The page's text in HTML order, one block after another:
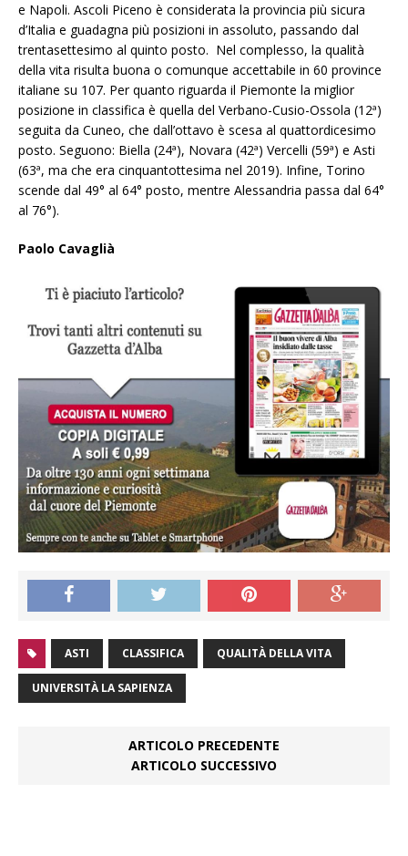
e Napoli. Ascoli Piceno è considerata la provincia più sicura
d’Italia e guadagna più posizioni in assoluto, passando dal
trentasettesimo al quinto posto. Nel complesso, la qualità
della vita risulta buona o comunque accettabile in 60 province
italiane su 107. Per quanto riguarda il Piemonte la miglior
posizione in classifica è quella del Verbano-Cusio-Ossola (12ª)
seguita da Cuneo, che dall’ottavo è scesa al quattordicesimo
posto. Seguono: Biella (24ª), Novara (42ª) Vercelli (59ª) e Asti
(63ª, ma che era cinquantottesima nel 2019). Infine, Torino
scende dal 49° al 64° posto, mentre Alessandria passa dal 64°
al 76°).
Paolo Cavaglià
ASTI CLASSIFICA QUALITÀ DELLA VITA
UNIVERSITÀ LA SAPIENZA
ARTICOLO PRECEDENTE
ARTICOLO SUCCESSIVO